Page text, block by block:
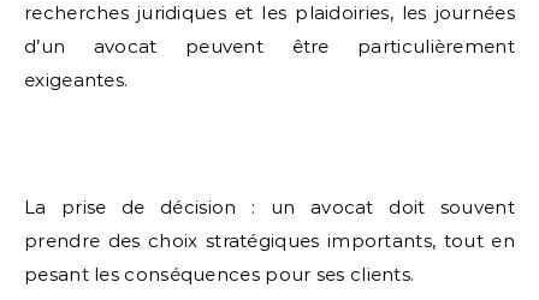
recherches juridiques et les plaidoiries, les journées
d’un avocat peuvent être particulièrement
exigeantes.
La prise de décision : un avocat doit souvent
prendre des choix stratégiques importants, tout en
pesant les conséquences pour ses clients.